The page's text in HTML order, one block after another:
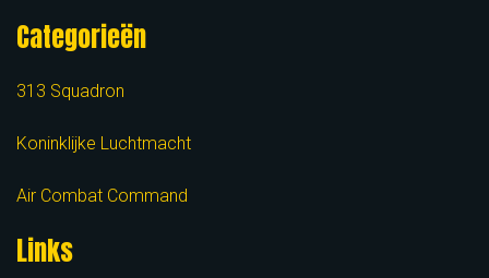
Categorieën
313 Squadron
Koninklijke Luchtmacht
Air Combat Command
Links